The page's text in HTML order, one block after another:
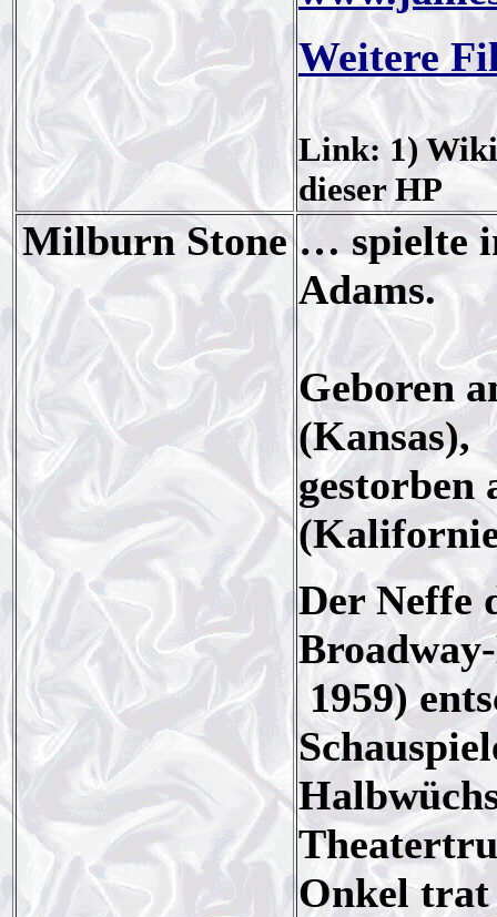
Weitere
Link: 1)
dieser HP
Milburn Stone … spielte
Adams.
Geboren
(Kansas),
gestorben
Der Neffe
1959)
Onkel trat